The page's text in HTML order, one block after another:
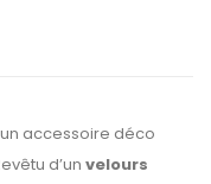
accessoire déco
d’un velours